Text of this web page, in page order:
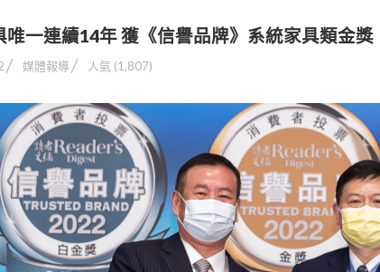
唯一連續14年 獲《信譽品牌》系統家具類金獎
媒體報導 人氣 (1,807)